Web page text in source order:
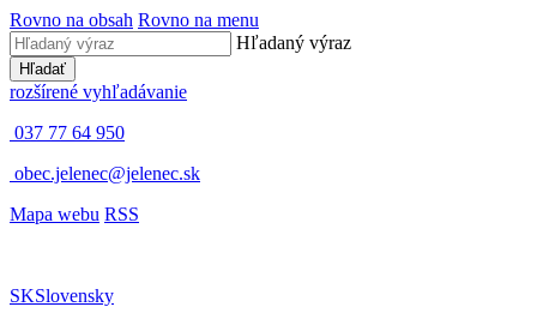
Rovno na obsah Rovno na menu
Hľadaný výraz
Hľadať
rozšírené vyhľadávanie
037 77 64 950
obec.jelenec@jelenec.sk
Mapa webu RSS
SKSlovensky